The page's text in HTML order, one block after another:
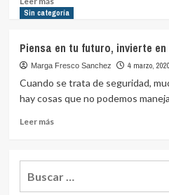
más
a
tu
familia
estés
en
Sin categoría
Piensa en tu futuro, invierte
Marga Fresco Sanchez 4 marzo, 2020
Cuando se trata de seguridad,
hay cosas que no podemos
Leer másLeer
Piensa
en